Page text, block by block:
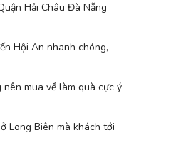
Hải Châu Đà Nẵng
Hội An nhanh chóng,
mua về làm quà cực ý
Long Biên mà khách tới